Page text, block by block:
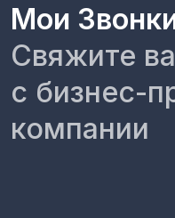
Мои
Свяжите
с бизнес-
компании